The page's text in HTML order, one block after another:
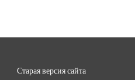
Старая версия сайта